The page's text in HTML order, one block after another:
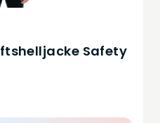
Safety